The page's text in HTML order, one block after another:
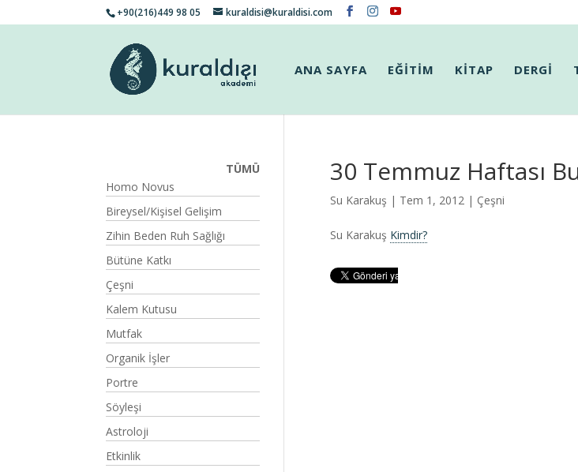
+90(216)449 98 05 kuraldisi@kuraldisi.com
ANA SAYFA EĞİTİM KİTAP DERGİ
30 Temmuz Haftası
Su Karakuş | Tem 1, 2012 | Çeşni
Su Karakuş Kimdir?
TÜMÜ
Homo Novus
Bireysel/Kişisel Gelişim
Zihin Beden Ruh Sağlığı
Bütüne Katkı
Çeşni
Kalem Kutusu
Mutfak
Organik İşler
Portre
Söyleşi
Astroloji
Etkinlik